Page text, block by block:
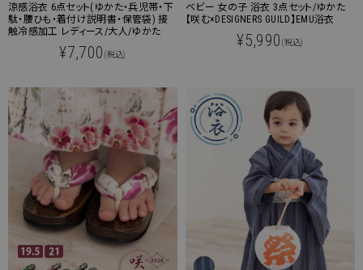
涼感浴衣 6点セット(ゆかた・兵児帯・下
駄・腰ひも・着付け説明書・保管袋) 接
触冷感加工 レディース/大人/ゆかた
¥7,700 (税込)
ベビー 女の子 浴衣 3点セット/ゆかた
【咲む×DESIGNERS GUILD】EMU浴衣
¥5,990 (税込)